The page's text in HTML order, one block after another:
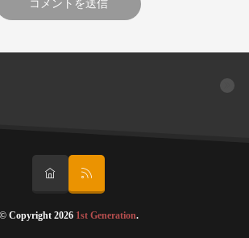
© Copyright 2026 1st Generation.